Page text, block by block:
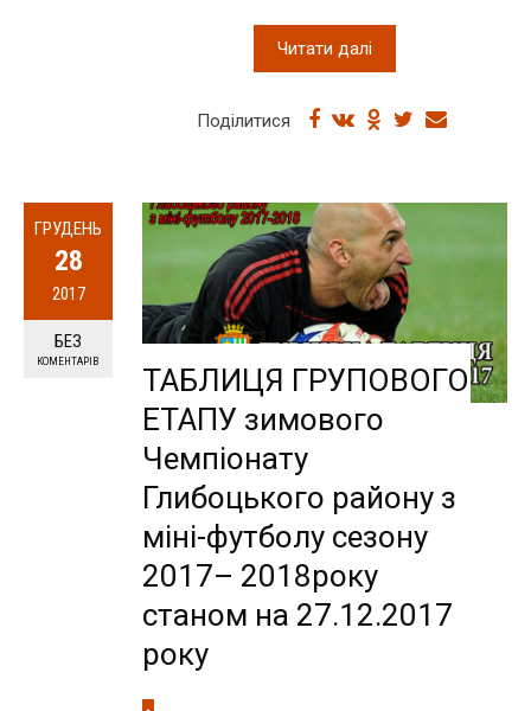
Читати далі
Поділитися
ГРУДЕНЬ
28
2017
БЕЗ
КОМЕНТАРІВ
ТАБЛИЦЯ ГРУПОВОГО
ЕТАПУ зимового
Чемпіонату
Глибоцького району з
міні-футболу сезону
2017– 2018року
станом на 27.12.2017
року